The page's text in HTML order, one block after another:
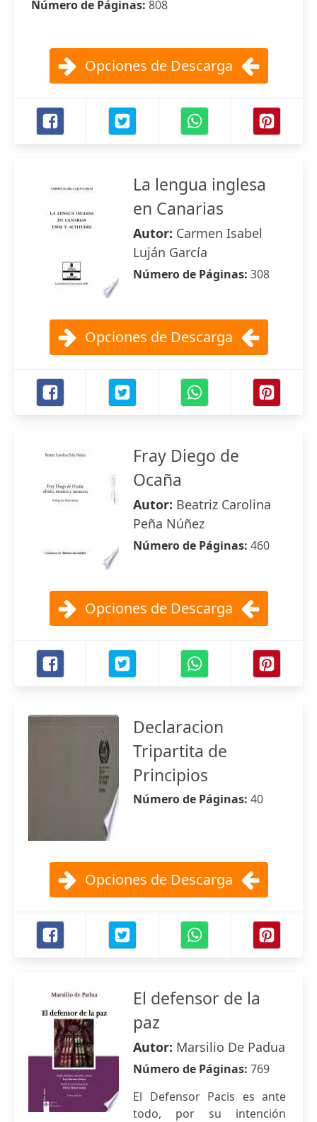
Número de Páginas: 808
Opciones de Descarga
La lengua inglesa
en Canarias
Autor: Carmen Isabel
Luján García
Número de Páginas: 308
Opciones de Descarga
Fray Diego de
Ocaña
Autor: Beatriz Carolina
Peña Núñez
Número de Páginas: 460
Opciones de Descarga
Declaracion
Tripartita de
Principios
Número de Páginas: 40
Opciones de Descarga
El defensor de la
paz
Autor: Marsilio De Padua
Número de Páginas: 769
El Defensor Pacis es ante
todo, por su intención